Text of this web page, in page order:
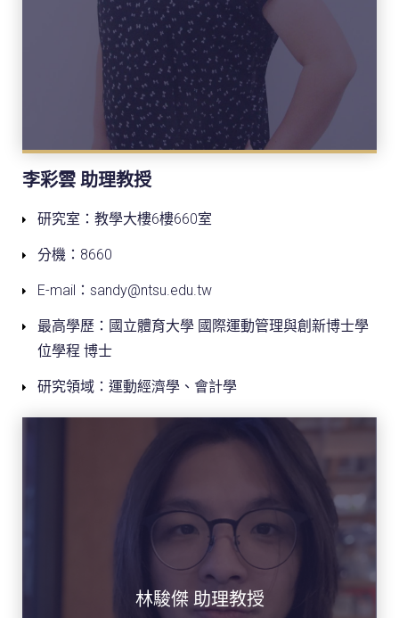
李彩雲 助理教授
研究室：教學大樓6樓660室
分機：8660
E-mail：sandy@ntsu.edu.tw
最高學歷：國立體育大學 國際運動管理與創新博士學
位學程 博士
研究領域：運動經濟學、會計學
林駿傑 助理教授